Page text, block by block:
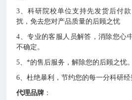
3、科研院校单位支持先发货后付
扰，免去您对产品质量的后顾之忧
4、专业的客服人员解答，消除您心
不确定。
5、*的售后服务，解除您的后顾之忧。
6、杜绝暴利，节约您的每一分科研经
代理品牌 ：